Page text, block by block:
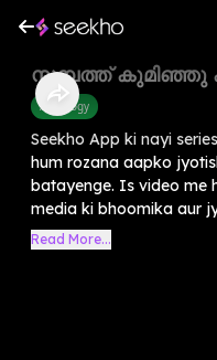
സമ്പത്ത് കുമിഞ്ഞു
Astrology
Seekho App ki nayi
hum rozana aapko
batayenge. Is video me
media ki bhoomika aur
Read More...